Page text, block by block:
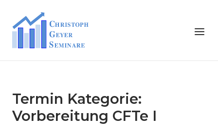
content
Home
Menu
Termin Kategorie:
Vorbereitung CFTe I